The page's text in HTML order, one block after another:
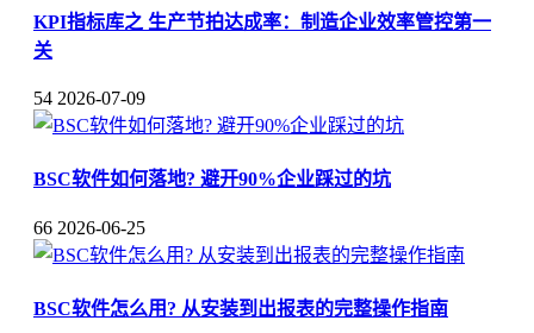
KPI指标库之 生产节拍达成率：制造企业效率管控第一
关
54 2026-07-09
BSC软件如何落地? 避开90%企业踩过的坑
66 2026-06-25
BSC软件怎么用? 从安装到出报表的完整操作指南